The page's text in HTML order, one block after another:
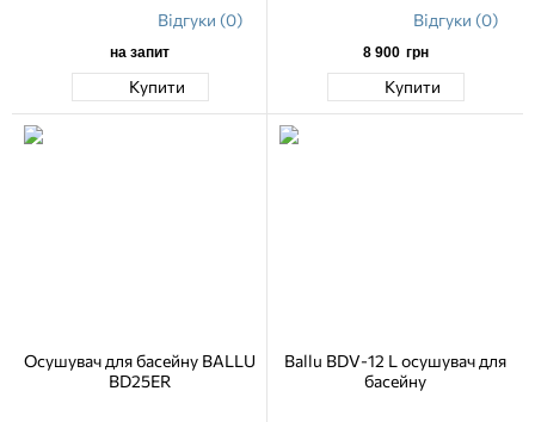
Відгуки (0)
на запит
Купити
Відгуки (0)
8 900 грн
Купити
Осушувач для басейну BALLU
BD25ER
Ballu BDV-12 L осушувач для
басейну